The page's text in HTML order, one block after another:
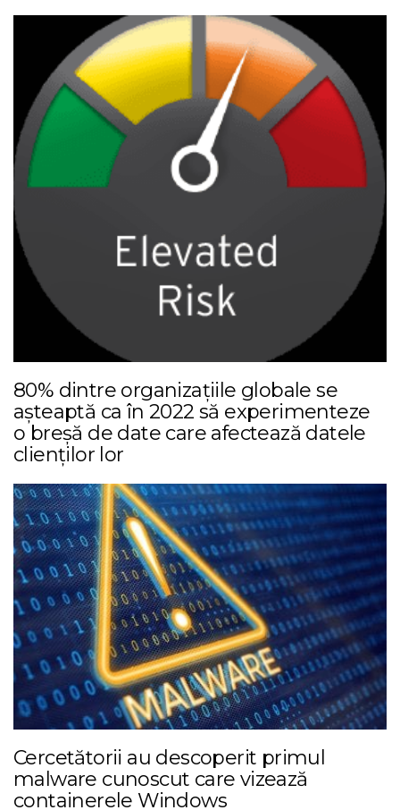
80% dintre organizațiile globale se
așteaptă ca în 2022 să experimenteze
o breșă de date care afectează datele
clienților lor
Cercetătorii au descoperit primul
malware cunoscut care vizează
containerele Windows